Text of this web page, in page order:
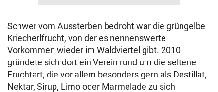
Schwer vom Aussterben bedroht war die grüngelbe
Kriecherlfrucht, von der es nennenswerte
Vorkommen wieder im Waldviertel gibt. 2010
gründete sich dort ein Verein rund um die seltene
Fruchtart, die vor allem besonders gern als Destillat,
Nektar, Sirup, Limo oder Marmelade zu sich